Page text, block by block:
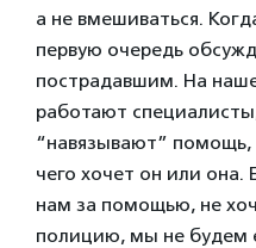
а не вмешиваться.
первую очередь
пострадавшим. На
работают
“навязывают” помощь,
чего хочет он или она.
нам за помощью, не
полицию, мы не будем